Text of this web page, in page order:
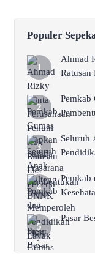
Populer
Ahmad
Ratusan
Pemkab
Seluruh
Pemkab
Pasar